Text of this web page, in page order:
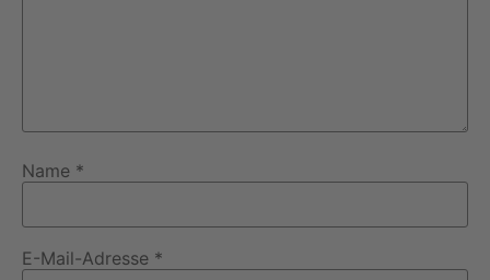
Name *
E-Mail-Adresse *